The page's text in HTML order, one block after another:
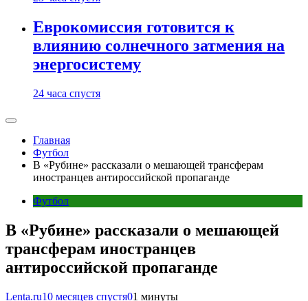
Еврокомиссия готовится к
влиянию солнечного затмения на
энергосистему
24 часа спустя
Главная
Футбол
В «Рубине» рассказали о мешающей трансферам
иностранцев антироссийской пропаганде
Футбол
В «Рубине» рассказали о мешающей
трансферам иностранцев
антироссийской пропаганде
Lenta.ru10 месяцев спустя01 минуты